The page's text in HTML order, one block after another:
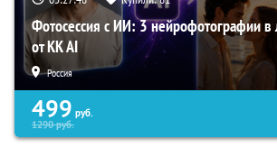
Фотосессия с ИИ: 3 нейрофотографии в
от KK AI
Россия
499 руб.
1290руб.